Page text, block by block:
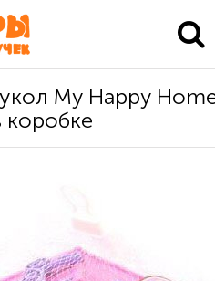
My Happy
коробке